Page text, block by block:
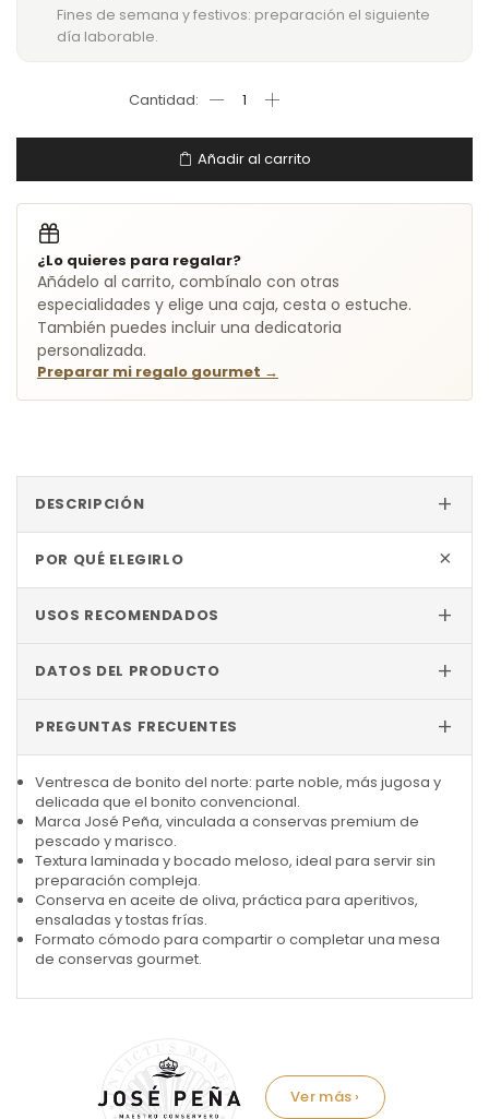
Fines de semana y festivos: preparación el siguiente
día laborable.
Añadir al carrito
¿Lo quieres para regalar?
Añádelo al carrito, combínalo con otras
especialidades y elige una caja, cesta o estuche.
También puedes incluir una dedicatoria
personalizada.
Preparar mi regalo gourmet →
DESCRIPCIÓN +
POR QUÉ ELEGIRLO +
Ventresca de bonito del norte: parte noble, más jugosa y
delicada que el bonito convencional.
Marca José Peña, vinculada a conservas premium de
pescado y marisco.
Textura laminada y bocado meloso, ideal para servir sin
preparación compleja.
Conserva en aceite de oliva, práctica para aperitivos,
ensaladas y tostas frías.
Formato cómodo para compartir o completar una mesa
de conservas gourmet.
USOS RECOMENDADOS +
DATOS DEL PRODUCTO +
PREGUNTAS FRECUENTES +